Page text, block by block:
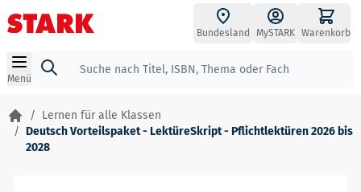
Zum Inhalt springen
Bundesland MySTARK Warenkorb
Menü
Suche
/ Lernen für alle Klassen
/ Deutsch Vorteilspaket - LektüreSkript - Pflichtlektüren 2026 bis
2028